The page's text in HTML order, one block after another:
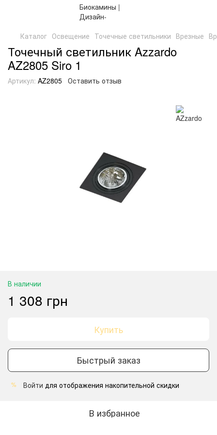
Каталог Освещение Точечные светильники Врезные
Точечный светильник Azzardo
AZ2805 Siro 1
Артикул: AZ2805 Оставить отзыв
В наличии
1 308 грн
Купить
Быстрый заказ
% Войти для отображения накопительной скидки
В избранное